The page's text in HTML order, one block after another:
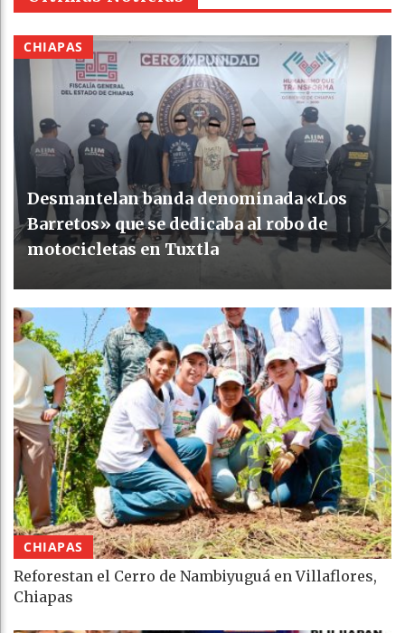
CHIAPAS
Desmantelan banda denominada «Los
Barretos» que se dedicaba al robo de
motocicletas en Tuxtla
CHIAPAS
Reforestan el Cerro de Nambiyuguá en Villaflores,
Chiapas